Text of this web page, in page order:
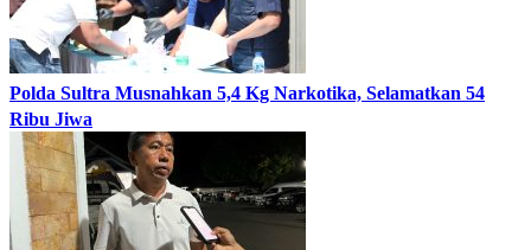
Polda Sultra Musnahkan 5,4 Kg Narkotika, Selamatkan 54
Ribu Jiwa